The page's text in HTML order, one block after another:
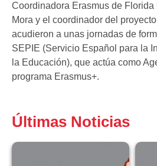
Coordinadora Erasmus de Florida
Mora y el coordinador del
acudieron a unas jornadas de
SEPIE (Servicio Español para la
la Educación), que actúa como
programa Erasmus+.
Últimas Noticias